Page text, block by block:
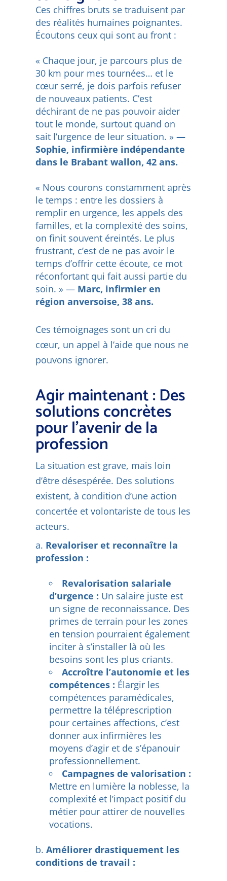
Ces chiffres bruts se traduisent par
des réalités humaines poignantes.
Écoutons ceux qui sont au front :
« Chaque jour, je parcours plus de
30 km pour mes tournées… et le
cœur serré, je dois parfois refuser
de nouveaux patients. C’est
déchirant de ne pas pouvoir aider
tout le monde, surtout quand on
sait l’urgence de leur situation. »—
Sophie, infirmière indépendante
dans le Brabant wallon, 42 ans.
« Nous courons constamment après
le temps : entre les dossiers à
remplir en urgence, les appels des
familles, et la complexité des soins,
on finit souvent éreintés. Le plus
frustrant, c’est de ne pas avoir le
temps d’offrir cette écoute, ce mot
réconfortant qui fait aussi partie du
soin. » — Marc, infirmier en
région anversoise, 38 ans.
Ces témoignages sont un cri du
cœur, un appel à l’aide que nous ne
pouvons ignorer.
Agir maintenant : Des
solutions concrètes
pour l'avenir de la
profession
La situation est grave, mais loin
d’être désespérée. Des solutions
existent, à condition d’une action
concertée et volontariste de tous les
acteurs.
Revaloriser et reconnaître la
profession :
Revalorisation salariale
d’urgence : Un salaire juste est
un signe de reconnaissance. Des
primes de terrain pour les zones
en tension pourraient également
inciter à s’installer là où les
besoins sont les plus criants.
Accroître l’autonomie et les
compétences : Élargir les
compétences paramédicales,
permettre la téléprescription
pour certaines affections, c’est
donner aux infirmières les
moyens d’agir et de s’épanouir
professionnellement.
Campagnes de valorisation :
Mettre en lumière la noblesse, la
complexité et l’impact positif du
métier pour attirer de nouvelles
vocations.
Améliorer drastiquement les
conditions de travail :